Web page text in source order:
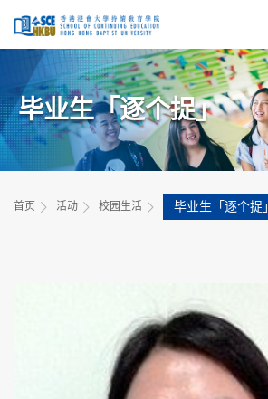
容
要
内
容
毕业生「逐个捉」
首页 活动 校园生活 毕业生「逐个捉」